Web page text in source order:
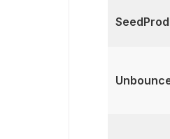
SeedProd